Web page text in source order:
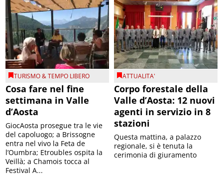
TURISMO & TEMPO LIBERO
Cosa fare nel fine
settimana in Valle
d’Aosta
GiocAosta prosegue tra le vie
del capoluogo; a Brissogne
entra nel vivo la Feta de
l’Oumbra; Etroubles ospita la
Veillà; a Chamois tocca al
Festival A...
ATTUALITA'
Corpo forestale della
Valle d’Aosta: 12 nuovi
agenti in servizio in 8
stazioni
Questa mattina, a palazzo
regionale, si è tenuta la
cerimonia di giuramento